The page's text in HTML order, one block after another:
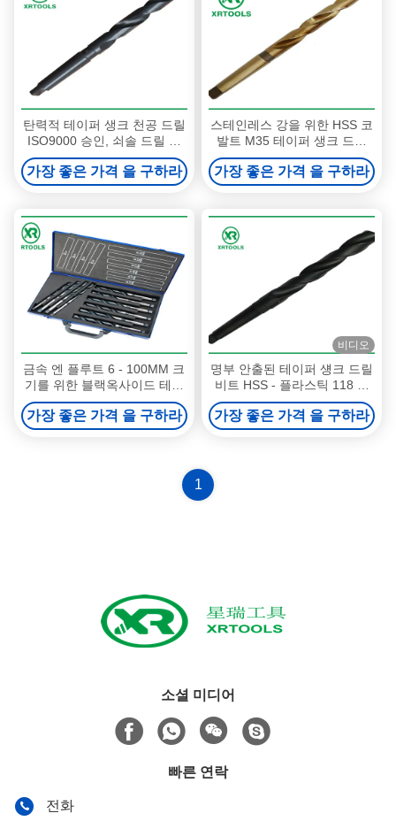
탄력적 테이퍼 생크 천공 드릴
ISO9000 승인, 쇠솔 드릴 비
트를 구깁니다
가장 좋은 가격 을 구하라
스테인레스 강을 위한 HSS 코
발트 M35 테이퍼 생크 드릴
비트 / 마텔은 절차를 분쇄했
습니다
가장 좋은 가격 을 구하라
금속 엔 플루트 6 - 100MM 크
기를 위한 블랙옥사이드 테이
퍼 섕크 드릴 비트 DIN 345
가장 좋은 가격 을 구하라
비디오
명부 안출된 테이퍼 섕크 드릴
비트 HSS - 플라스틱 118 급
동안 4241이지 물질
가장 좋은 가격 을 구하라
1
소셜 미디어
빠른 연락
전화